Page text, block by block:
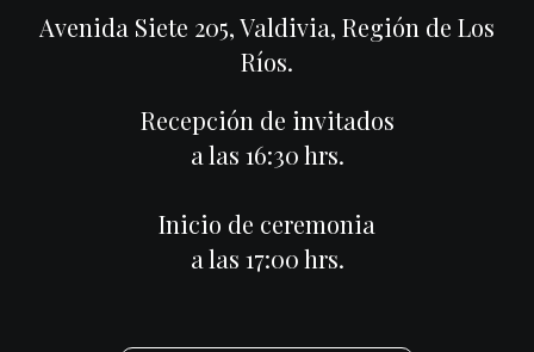
Avenida Siete 205, Valdivia, Región de Los
Ríos.
Recepción de invitados
a las 16:30 hrs.
Inicio de ceremonia
a las 17:00 hrs.